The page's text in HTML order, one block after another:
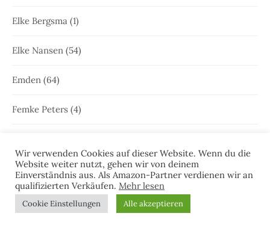
Elke Bergsma (1)
Elke Nansen (54)
Emden (64)
Femke Peters (4)
Friesenkrimi(1.001)
Geschichte Ostfrieslands(2)
Wir verwenden Cookies auf dieser Website. Wenn du die
Website weiter nutzt, gehen wir von deinem
Einverständnis aus. Als Amazon-Partner verdienen wir an
qualifizierten Verkäufen. Mehr lesen
Cookie Einstellungen Alle akzeptieren